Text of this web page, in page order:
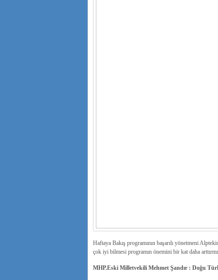
Haftaya Bakış programının başarılı yönetmeni
çok iyi bilmesi programın önemini bir kat daha
MHP.Eski Milletvekili Mehmet Şandır : Doğu